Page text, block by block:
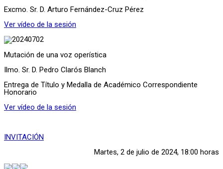
Excmo. Sr. D. Arturo Fernández-Cruz Pérez
Ver vídeo de la sesión
Mutación de una voz operística
Ilmo. Sr. D. Pedro Clarós Blanch
Entrega de Título y Medalla de Académico Correspondiente
Honorario
Ver vídeo de la sesión
INVITACIÓN
Martes, 2 de julio de 2024, 18:00 horas